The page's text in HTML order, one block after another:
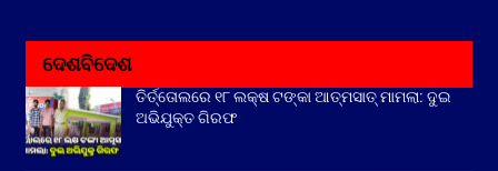
ଦେଶବିଦେଶ
ତିର୍ତ୍ତୋଲରେ ୧୮ ଲକ୍ଷ ଟଙ୍କା ଆତ୍ମସାତ୍ ମାମଲା: ଦୁଇ
ଅଭିଯୁକ୍ତ ଗିରଫ